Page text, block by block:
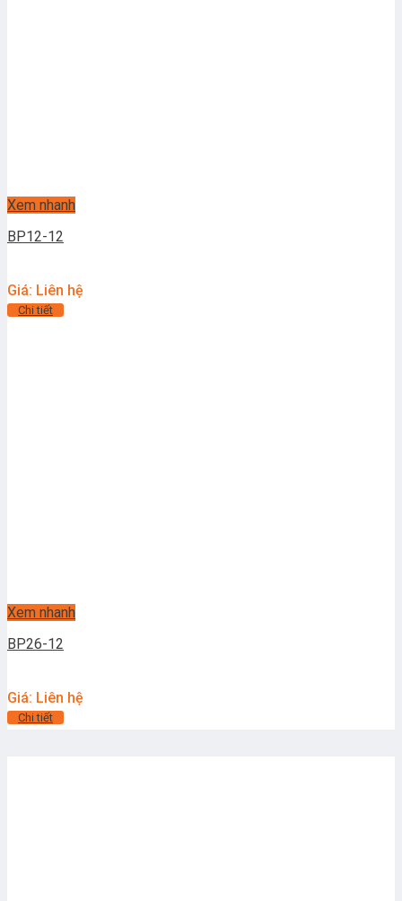
Xem nhanh
BP12-12
Giá: Liên hệ
Chi tiết
Xem nhanh
BP26-12
Giá: Liên hệ
Chi tiết